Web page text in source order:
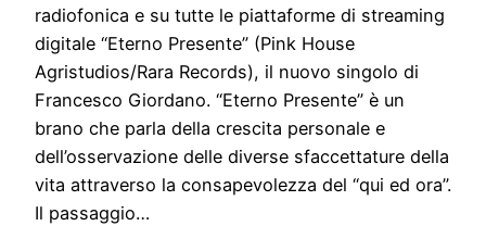
radiofonica e su tutte le piattaforme di streaming
digitale “Eterno Presente” (Pink House
Agristudios/Rara Records), il nuovo singolo di
Francesco Giordano. “Eterno Presente” è un
brano che parla della crescita personale e
dell’osservazione delle diverse sfaccettature della
vita attraverso la consapevolezza del “qui ed ora”.
Il passaggio…